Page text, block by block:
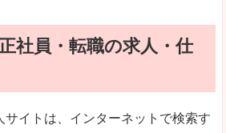
社員・転職の求人・仕
サイトは、インターネットで検索す